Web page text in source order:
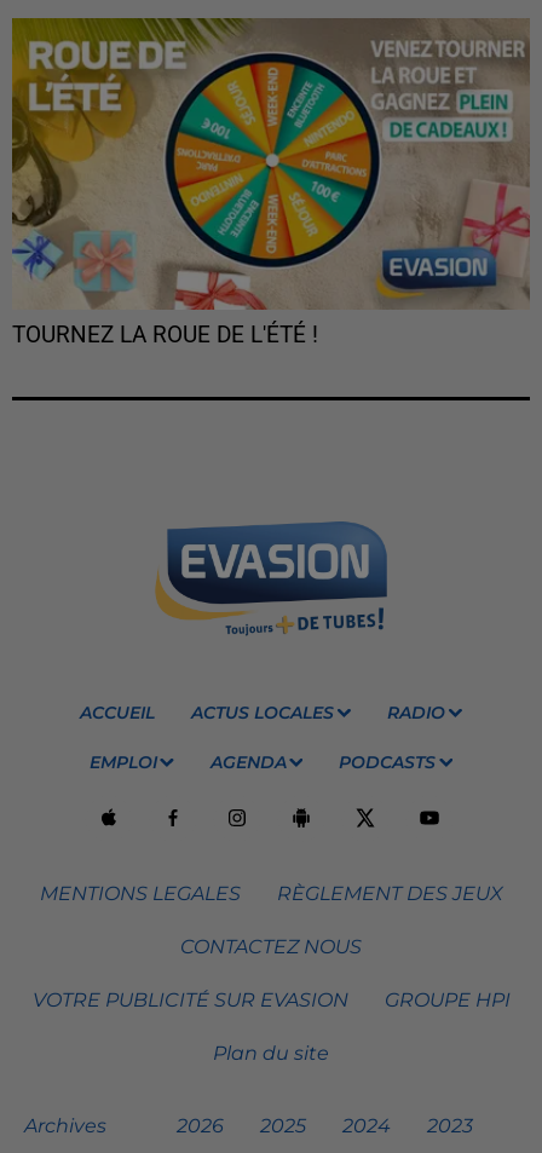
TOURNEZ LA ROUE DE L'ÉTÉ !
ACCUEIL ACTUS LOCALES RADIO
EMPLOI AGENDA PODCASTS
MENTIONS LEGALES RÈGLEMENT DES JEUX
CONTACTEZ NOUS
VOTRE PUBLICITÉ SUR EVASION GROUPE HPI
Plan du site
Archives 2026 2025 2024 2023